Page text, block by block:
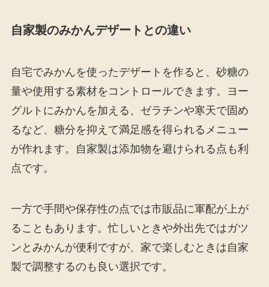
自家製のみかんデザートとの違い
自宅でみかんを使ったデザートを作ると、砂糖の
量や使用する素材をコントロールできます。ヨー
グルトにみかんを加える、ゼラチンや寒天で固め
るなど、糖分を抑えて満足感を得られるメニュー
が作れます。自家製は添加物を避けられる点も利
点です。
一方で手間や保存性の点では市販品に軍配が上が
ることもあります。忙しいときや外出先ではガツ
ンとみかんが便利ですが、家で楽しむときは自家
製で調整するのも良い選択です。